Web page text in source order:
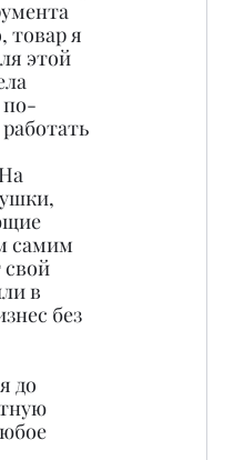
товар я
этой
по-
самим
свой
в
без
до